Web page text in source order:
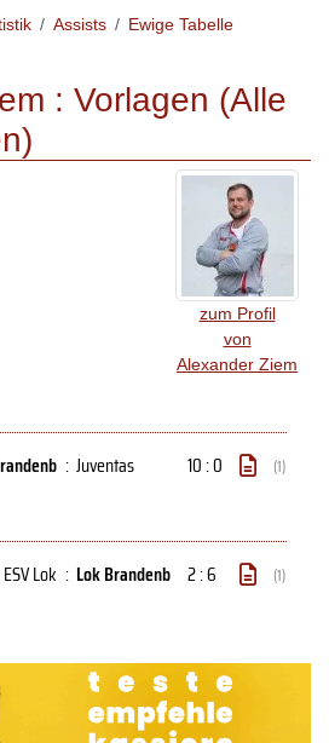
Assists
Ewige Tabelle
: Vorlagen (Alle
zum Profil
von
Alexander Ziem
: Juventas 10 : 0 (1)
ESV Lok : Lok Brandenb 2 : 6 (1)